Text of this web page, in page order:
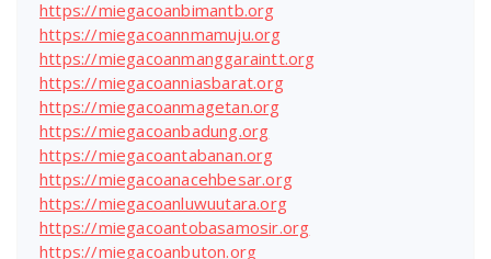
https://miegacoanbimantb.org
https://miegacoannmamuju.org
https://miegacoanmanggaraintt.org
https://miegacoanniasbarat.org
https://miegacoanmagetan.org
https://miegacoanbadung.org
https://miegacoantabanan.org
https://miegacoanacehbesar.org
https://miegacoanluwuutara.org
https://miegacoantobasamosir.org
https://miegacoanbuton.org